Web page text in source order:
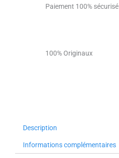
Paiement 100% sécurisé
100% Originaux
Description
Informations complémentaires